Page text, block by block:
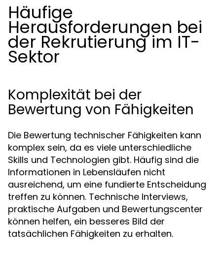
Häufige
Herausforderungen bei
der Rekrutierung im IT-
Sektor
Komplexität bei der
Bewertung von Fähigkeiten
Die Bewertung technischer Fähigkeiten kann
komplex sein, da es viele unterschiedliche
Skills und Technologien gibt. Häufig sind die
Informationen in Lebensläufen nicht
ausreichend, um eine fundierte Entscheidung
treffen zu können. Technische Interviews,
praktische Aufgaben und Bewertungscenter
können helfen, ein besseres Bild der
tatsächlichen Fähigkeiten zu erhalten.